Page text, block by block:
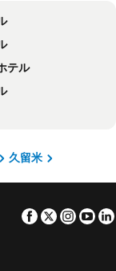
テル
久留米
Facebook
Twitter